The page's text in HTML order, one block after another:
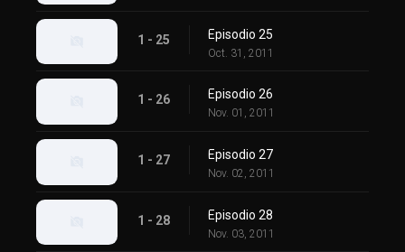
1 - 25 Episodio 25
Oct. 31, 2011
1 - 26 Episodio 26
Nov. 01, 2011
1 - 27 Episodio 27
Nov. 02, 2011
1 - 28 Episodio 28
Nov. 03, 2011